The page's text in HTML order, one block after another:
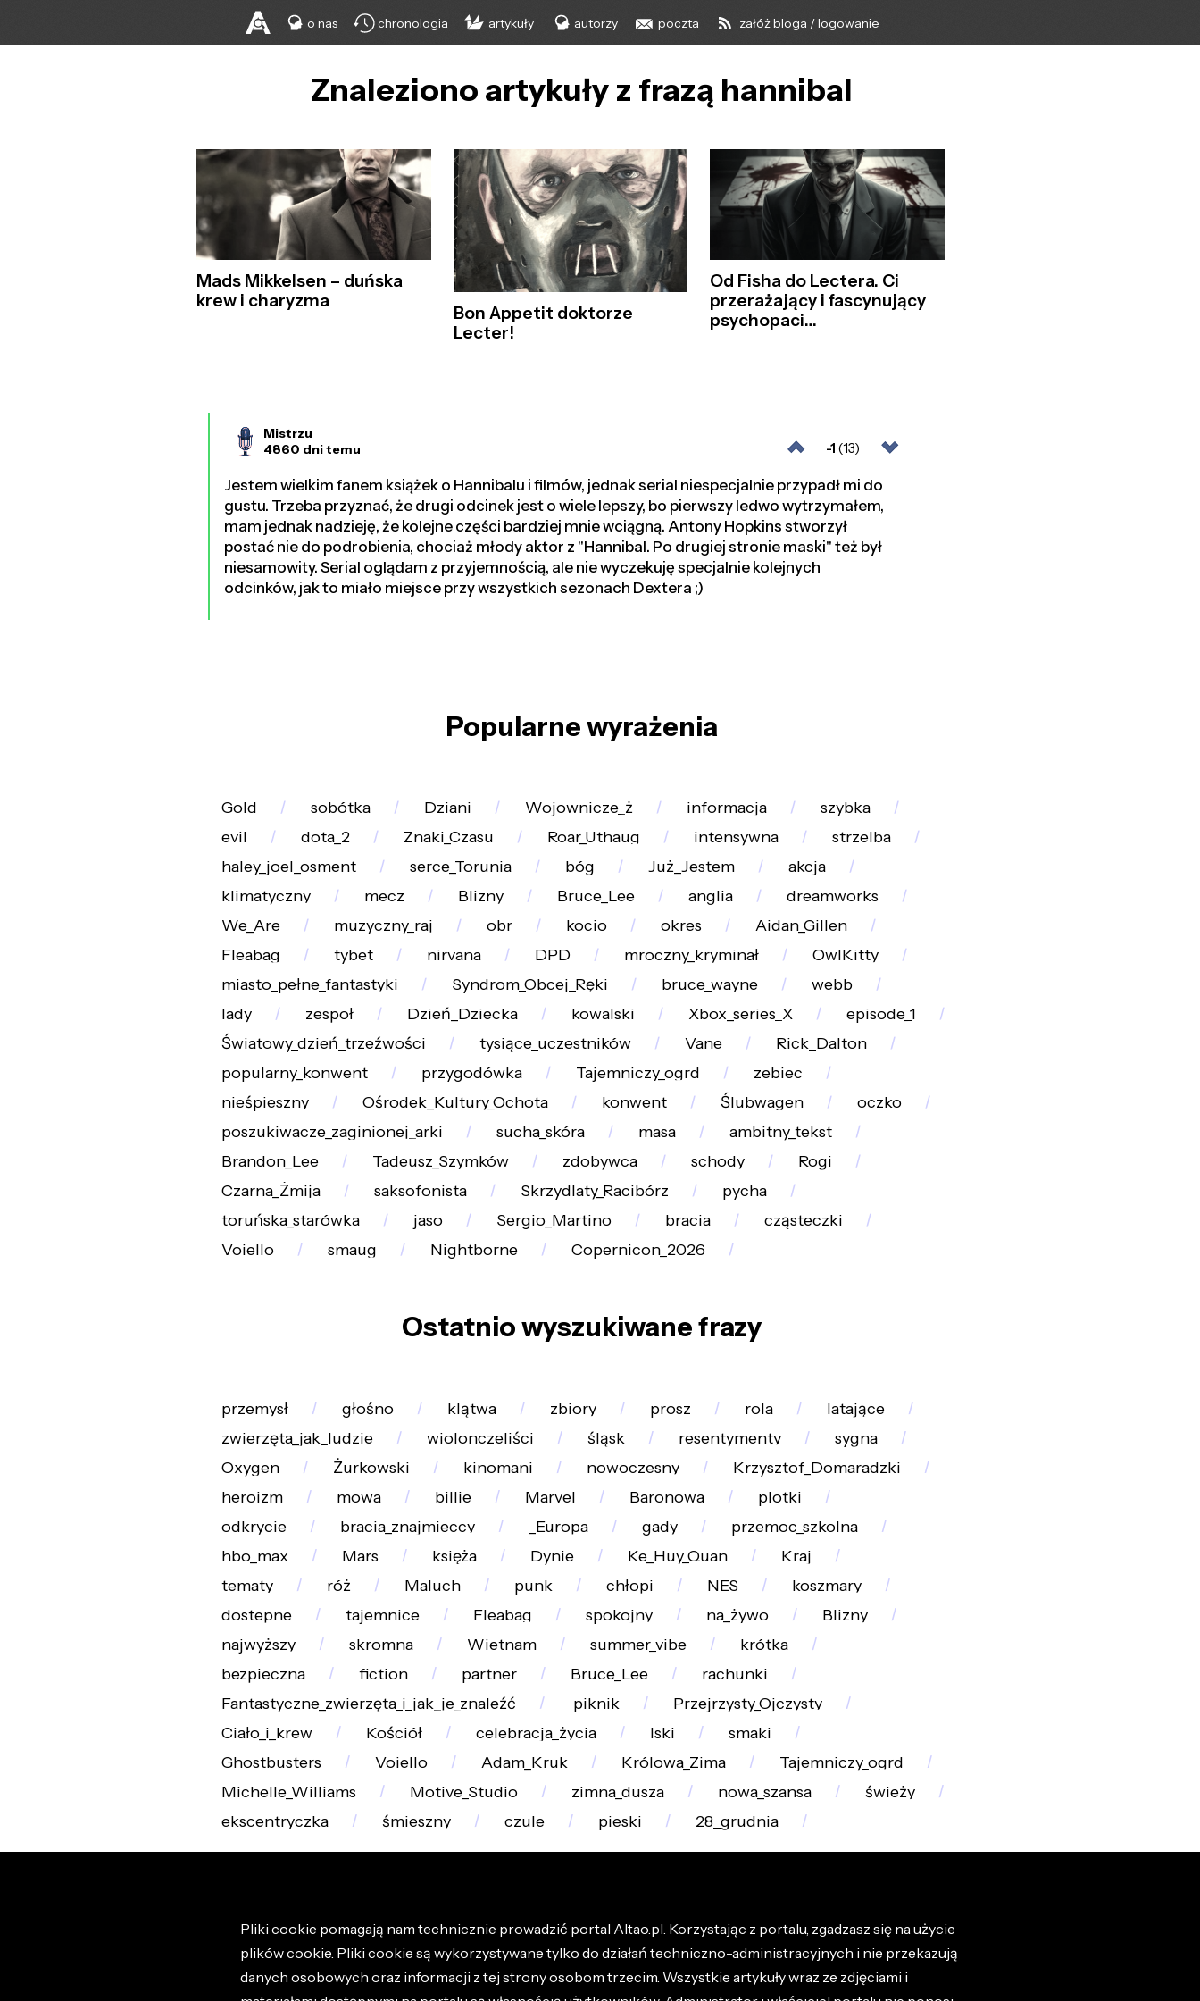
o nas chronologia artykuły autorzy poczta załóż bloga / logowanie
Znaleziono artykuły z frazą hannibal
Mads Mikkelsen – duńska
krew i charyzma
Bon Appetit doktorze
Lecter!
Od Fisha do Lectera. Ci
przerażający i fascynujący
psychopaci…
-1 (13)
Mistrzu
4860 dni temu
Jestem wielkim fanem książek o Hannibalu i filmów, jednak serial niespecjalnie przypadł mi do
gustu. Trzeba przyznać, że drugi odcinek jest o wiele lepszy, bo pierwszy ledwo wytrzymałem,
mam jednak nadzieję, że kolejne części bardziej mnie wciągną. Antony Hopkins stworzył
postać nie do podrobienia, chociaż młody aktor z "Hannibal. Po drugiej stronie maski" też był
niesamowity. Serial oglądam z przyjemnością, ale nie wyczekuję specjalnie kolejnych
odcinków, jak to miało miejsce przy wszystkich sezonach Dextera ;)
Popularne wyrażenia
Gold sobótka Dziani Wojownicze_ż informacja
szybka
evil
dota_2 Znaki_Czasu Roar_Uthaug intensywna
strzelba
haley_joel_osment
serce_Torunia bóg Już_Jestem
akcja
klimatyczny
mecz Blizny Bruce_Lee anglia
dreamworks
We_Are
muzyczny_raj obr kocio okres
Aidan_Gillen
Fleabag
tybet nirvana DPD mroczny_kryminał
OwlKitty
miasto_pełne_fantastyki
Syndrom_Obcej_Ręki bruce_wayne
webb
lady
zespoł Dzień_Dziecka kowalski Xbox_series_X
episode_1
Światowy_dzień_trzeźwości
tysiące_uczestników Vane
Rick_Dalton
popularny_konwent
przygodówka Tajemniczy_ogrd
zebiec
nieśpieszny
Ośrodek_Kultury_Ochota konwent Ślubwagen
oczko
poszukiwacze_zaginionej_arki
sucha_skóra masa
ambitny_tekst
Brandon_Lee
Tadeusz_Szymków zdobywca schody
Rogi
Czarna_Żmija
saksofonista Skrzydlaty_Racibórz
pycha
toruńska_starówka
jaso Sergio_Martino bracia
cząsteczki
Voiello
smaug Nightborne Copernicon_2026
Ostatnio wyszukiwane frazy
przemysł głośno klątwa zbiory prosz rola
latające
zwierzęta_jak_ludzie
wiolonczeliści śląsk resentymenty
sygna
Oxygen
Żurkowski kinomani nowoczesny
Krzysztof_Domaradzki
heroizm
mowa billie Marvel Baronowa
plotki
odkrycie
bracia_znajmieccy _Europa gady
przemoc_szkolna
hbo_max
Mars księża Dynie Ke_Huy_Quan
Kraj
tematy
róż Maluch punk chłopi NES
koszmary
dostepne
tajemnice Fleabag spokojny na_żywo
Blizny
najwyższy
skromna Wietnam summer_vibe
krótka
bezpieczna
fiction partner Bruce_Lee
rachunki
Fantastyczne_zwierzęta_i_jak_je_znaleźć
piknik
Przejrzysty_Ojczysty
Ciało_i_krew
Kościół celebracja_życia lski
smaki
Ghostbusters
Voiello Adam_Kruk Królowa_Zima
Tajemniczy_ogrd
Michelle_Williams
Motive_Studio zimna_dusza nowa_szansa
świeży
ekscentryczka
śmieszny czule pieski 28_grudnia
Pliki cookie pomagają nam technicznie prowadzić portal Altao.pl. Korzystając z portalu, zgadzasz się na użycie
plików cookie. Pliki cookie są wykorzystywane tylko do działań techniczno-administracyjnych i nie przekazują
danych osobowych oraz informacji z tej strony osobom trzecim. Wszystkie artykuły wraz ze zdjęciami i